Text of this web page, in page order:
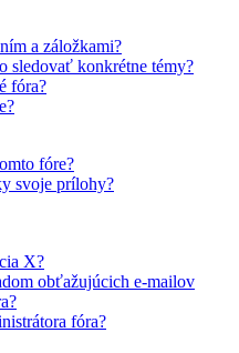
a záložkami?
sledovať konkrétne témy?
fóra?
fóre?
svoje prílohy?
X?
obťažujúcich e-mailov
fóra?